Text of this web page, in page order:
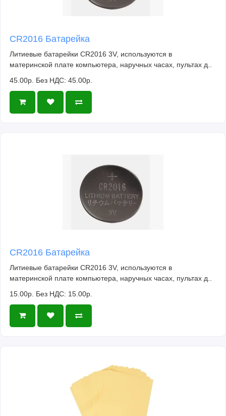
CR2016 Батарейка
Литиевые батарейки CR2016 3V, используются в
материнской плате компьютера, наручных часах, пультах д..
45.00р. Без НДС: 45.00р.
CR2016 Батарейка
Литиевые батарейки CR2016 3V, используются в
материнской плате компьютера, наручных часах, пультах д..
15.00р. Без НДС: 15.00р.